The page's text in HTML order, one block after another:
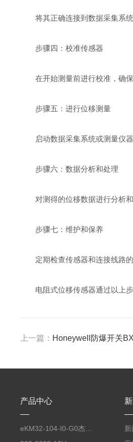
将其正确连接到数据采集系统
步骤四：校准传感器
在开始测量前进行校准，确保
步骤五：进行位移测量
启动数据采集系统或测量仪器
步骤六：数据分析和处理
对测得的位移数据进行分析和
步骤七：维护和保养
定期检查传感器和连接线路的
电阻式位移传感器通过以上步
上一篇： Honeywell防爆开关
产品中心